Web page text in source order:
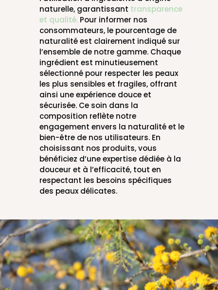
naturelle, garantissant transparence
et qualité.Pour informer nos
consommateurs, le pourcentage de
naturalité est clairement indiqué sur
l’ensemble de notre gamme. Chaque
ingrédient est minutieusement
sélectionné pour respecter les peaux
les plus sensibles et fragiles, offrant
ainsi une expérience douce et
sécurisée. Ce soin dans la
composition reflète notre
engagement envers la naturalité et le
bien-être de nos utilisateurs. En
choisissant nos produits, vous
bénéficiez d’une expertise dédiée à la
douceur et à l’efficacité, tout en
respectant les besoins spécifiques
des peaux délicates.